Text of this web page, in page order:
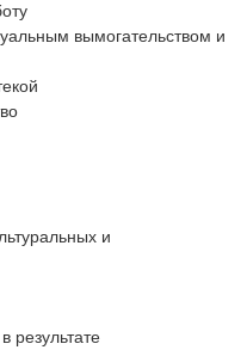
вымогательством и
и
результате